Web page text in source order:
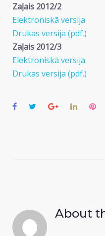
Zaļais 2012/2
Elektroniskā versija
Drukas versija (pdf.)
Zaļais 2012/3
Elektroniskā versija
Drukas versija (pdf.)
Facebook
TwitterGoogle+LinkedIn
About